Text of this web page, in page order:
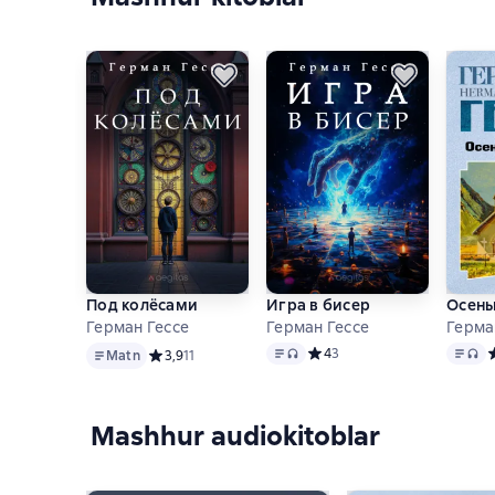
Под колёсами
Герман Гессе
MatnMatn Средний рейтинг 3,9 на основе 11 оценок
3,911
Игра в бисер
Герман Гессе
Matn , audio format mavjud
Средний рейтинг 4 на
43 Matn ,
Mashhur audiokitoblar